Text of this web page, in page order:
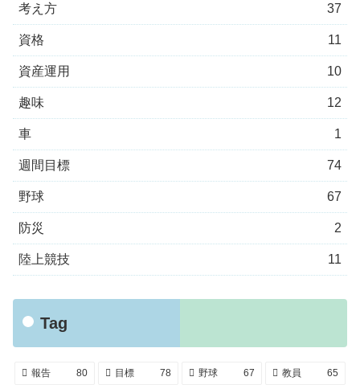
考え方 37
資格 11
資産運用 10
趣味 12
車 1
週間目標 74
野球 67
防災 2
陸上競技 11
Tag
報告 80 目標 78 野球 67 教員 65